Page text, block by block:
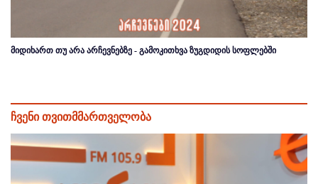
მიდიხართ თუ არა არჩევნებზე - გამოკითხვა ზუგდიდის სოფლებში
ჩვენი თვითმმართველობა